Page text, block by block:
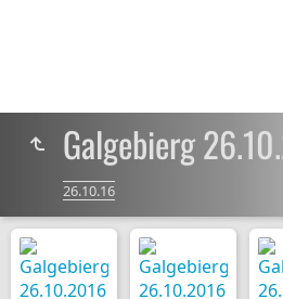
Galgebierg
26.10.16